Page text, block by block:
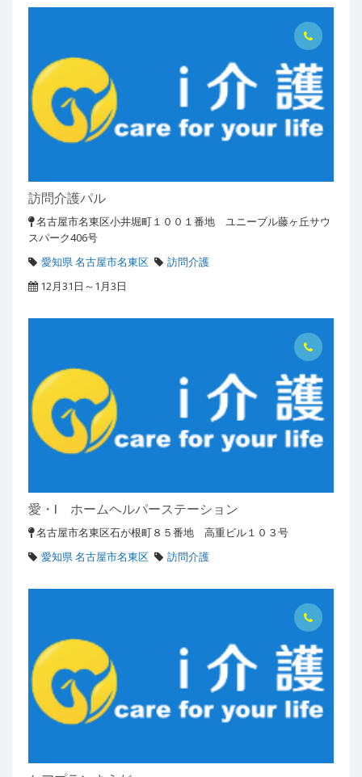
訪問介護パル
名古屋市名東区小井堀町１００１番地 ユニーブル藤ヶ丘サウ
スパーク406号
愛知県 名古屋市名東区
訪問介護
12月31日～1月3日
愛・I ホームヘルパーステーション
名古屋市名東区石が根町８５番地 高重ビル１０３号
愛知県 名古屋市名東区
訪問介護